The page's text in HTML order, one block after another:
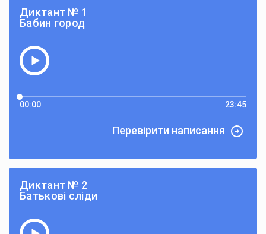
Диктант № 1
Бабин город
00:00 23:45
Перевірити написання
Диктант № 2
Батькові сліди